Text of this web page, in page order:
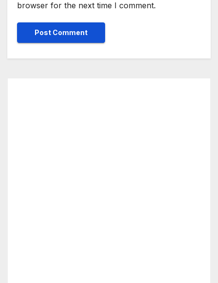
browser for the next time I comment.